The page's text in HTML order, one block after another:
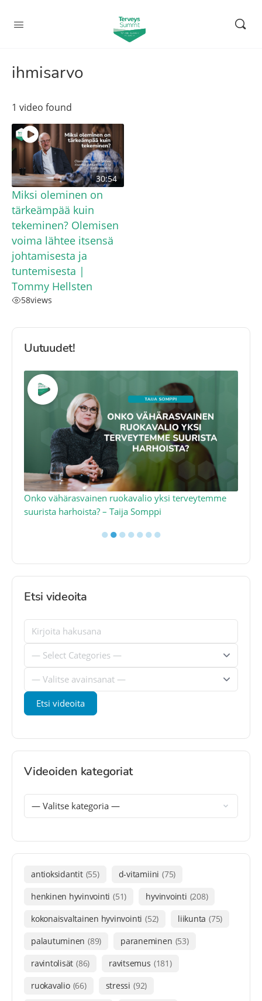
ihmisarvo
1 video found
30:54
Miksi oleminen on
tärkeämpää kuin
tekeminen? Olemisen
voima lähtee itsensä
johtamisesta ja
tuntemisesta |
Tommy Hellsten
58views
Uutuudet!
Onko vähärasvainen ruokavalio yksi terveytemme
suurista harhoista? – Taija Somppi
●●●●●●●
Etsi videoita
Videoiden kategoriat
antioksidantit (55) d-vitamiini (75)
henkinen hyvinvointi (51) hyvinvointi (208)
kokonaisvaltainen hyvinvointi (52) liikunta (75)
palautuminen (89) paraneminen (53)
ravintolisät (86) ravitsemus (181)
ruokavalio (66) stressi (92)